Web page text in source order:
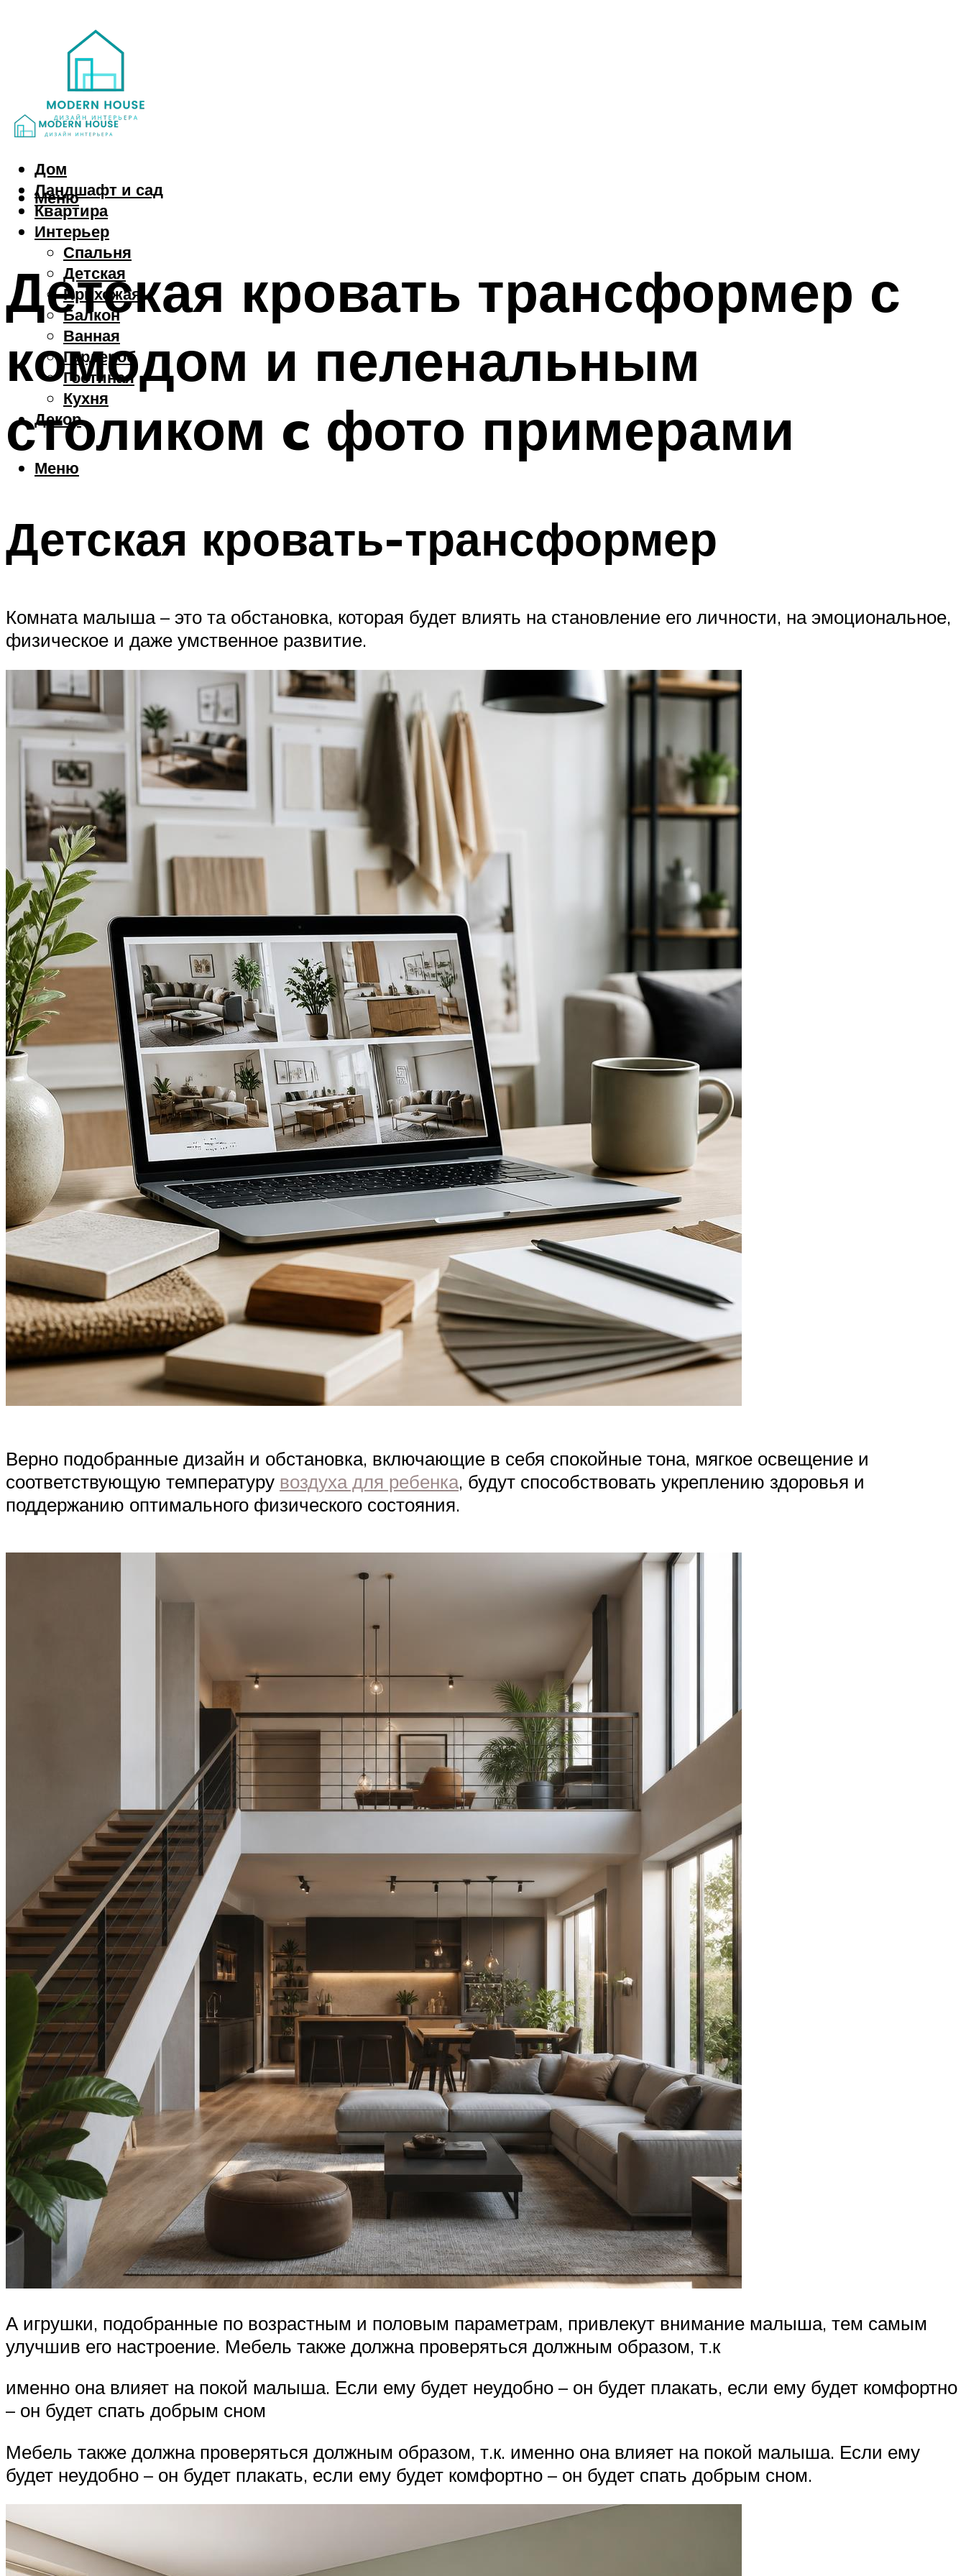
Дом
Ландшафт и сад
Квартира
Интерьер
Спальня
Детская
Прихожая
Балкон
Ванная
Гардероб
Гостиная
Кухня
Декор
Меню
Меню
Детская кровать трансформер с
комодом и пеленальным
столиком c фото примерами
Детская кровать-трансформер
Комната малыша – это та обстановка, которая будет влиять на становление его личности, на эмоциональное,
физическое и даже умственное развитие.
Верно подобранные дизайн и обстановка, включающие в себя спокойные тона, мягкое освещение и
соответствующую температуру воздуха для ребенка, будут способствовать укреплению здоровья и
поддержанию оптимального физического состояния.
А игрушки, подобранные по возрастным и половым параметрам, привлекут внимание малыша, тем самым
улучшив его настроение. Мебель также должна проверяться должным образом, т.к
именно она влияет на покой малыша. Если ему будет неудобно – он будет плакать, если ему будет комфортно
– он будет спать добрым сном
Мебель также должна проверяться должным образом, т.к. именно она влияет на покой малыша. Если ему
будет неудобно – он будет плакать, если ему будет комфортно – он будет спать добрым сном.